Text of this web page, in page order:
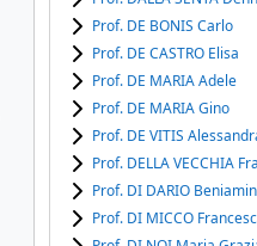
Prof. DE BONIS Carlo
Prof. DE CASTRO Elisa
Prof. DE MARIA Adele
Prof. DE MARIA Gino
Prof. DE VITIS
Prof. DELLA VECCHIA
Prof. DI DARIO
Prof. DI MICCO